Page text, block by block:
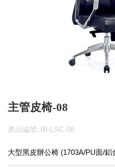
主管皮椅-08
產品編號:JB-LSC-08
大型黑皮辦公椅 (1703A/PU面/鋁